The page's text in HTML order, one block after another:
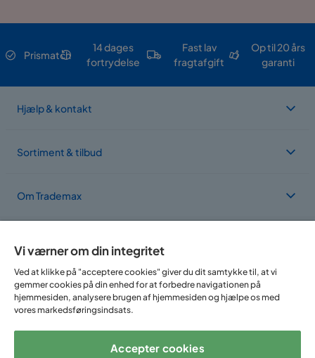
Prismatch
14 dages
fortrydelse
Fast lav
fragtafgift
Op til 20 års
garanti
Hjælp & kontakt
Sortiment & tilbud
Om Trademax
Vi findes i flere forskellige lande
Vi værner om din integritet
Ved at klikke på "acceptere cookies" giver du dit samtykke til, at vi
gemmer cookies på din enhed for at forbedre navigationen på
hjemmesiden, analysere brugen af hjemmesiden og hjælpe os med
vores markedsføringsindsats.
Accepter cookies